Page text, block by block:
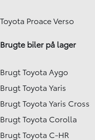
Toyota Proace Verso
Brugte biler på lager
Brugt Toyota Aygo
Brugt Toyota Yaris
Brugt Toyota Yaris Cross
Brugt Toyota Corolla
Brugt Toyota C-HR